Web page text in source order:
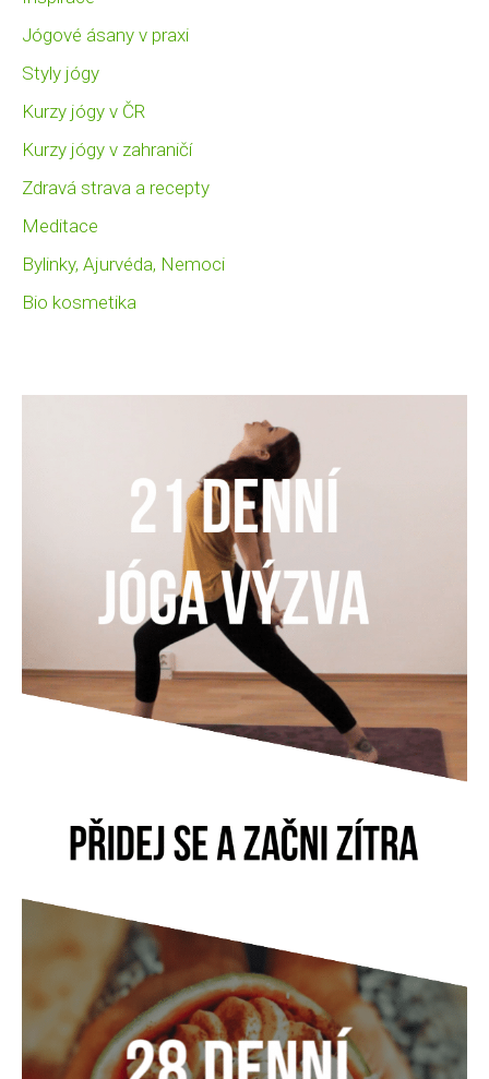
Jógové ásany v praxi
Styly jógy
Kurzy jógy v ČR
Kurzy jógy v zahraničí
Zdravá strava a recepty
Meditace
Bylinky, Ajurvéda, Nemoci
Bio kosmetika